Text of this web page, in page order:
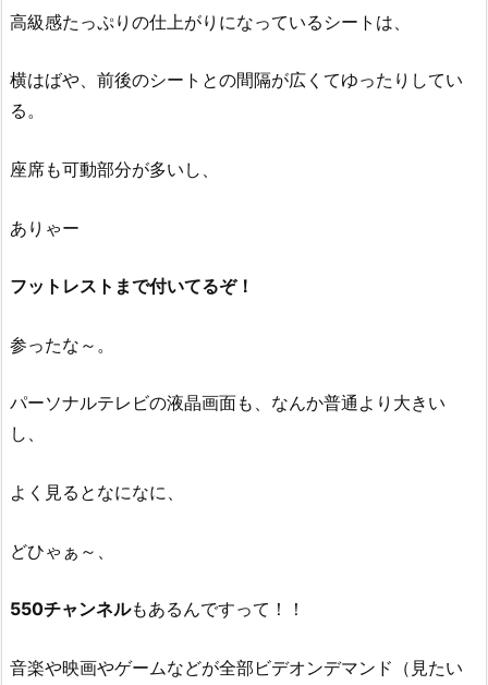
高級感たっぷりの仕上がりになっているシートは、
横はばや、前後のシートとの間隔が広くてゆったりしてい
る。
座席も可動部分が多いし、
ありゃー
フットレストまで付いてるぞ！
参ったな～。
パーソナルテレビの液晶画面も、なんか普通より大きい
し、
よく見るとなになに、
どひゃぁ～、
550チャンネルもあるんですって！！
音楽や映画やゲームなどが全部ビデオンデマンド（見たい